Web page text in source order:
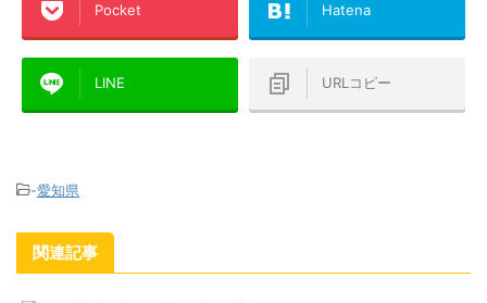
Pocket Hatena
LINE URLコピー
-愛知県
関連記事